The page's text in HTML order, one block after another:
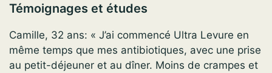
Témoignages et études
Camille, 32 ans: « J’ai commencé Ultra Levure en
même temps que mes antibiotiques, avec une prise
au petit-déjeuner et au dîner. Moins de crampes et